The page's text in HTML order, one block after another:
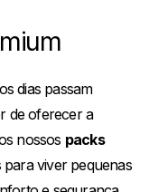
dias passam
de oferecer a
nossos packs
para viver pequenas